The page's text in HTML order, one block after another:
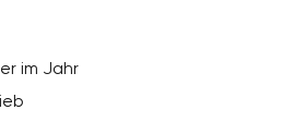
im Jahr